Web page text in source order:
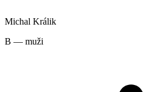
Michal Králik
B — muži